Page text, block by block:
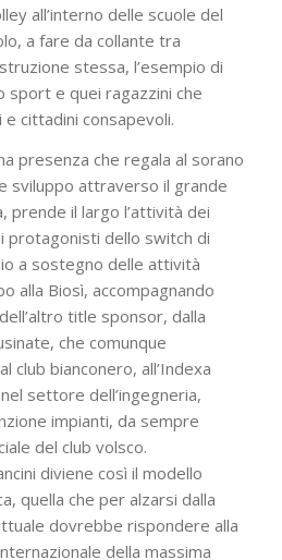
all’interno delle scuole del
a fare da collante tra
stessa, l’esempio di
sport e quei ragazzini che
e cittadini consapevoli.
presenza che regala al sorano
sviluppo attraverso il grande
prende il largo l’attività dei
protagonisti dello switch di
a sostegno delle attività
alla Biosì, accompagnando
title sponsor, dalla
che comunque
club bianconero, all’Indexa
settore dell’ingegneria,
impianti, da sempre
del club volsco.
diviene così il modello
quella che per alzarsi dalla
dovrebbe rispondere alla
della massima